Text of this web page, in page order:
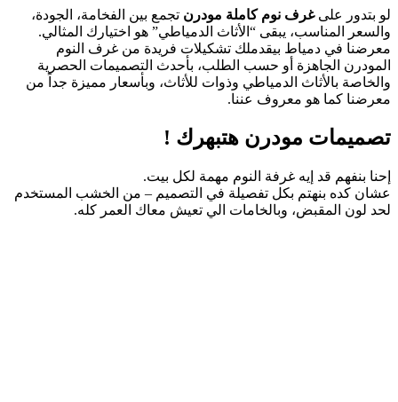
لو بتدور علىغرف نوم كاملة مودرن تجمع بين الفخامة، الجودة،
والسعر المناسب، يبقى “الأثاث الدمياطي” هو اختيارك المثالي.
معرضنا في دمياط بيقدملك تشكيلات فريدة من غرف النوم
المودرن الجاهزة أو حسب الطلب، بأحدث التصميمات الحصرية
والخاصة بالأثاث الدمياطي وذوات للأثاث، وبأسعار مميزة جداً من
معرضنا كما هو معروف عننا.
تصميمات مودرن هتبهرك !
إحنا بنفهم قد إيه غرفة النوم مهمة لكل بيت.
عشان كده بنهتم بكل تفصيلة في التصميم – من الخشب المستخدم
لحد لون المقبض، وبالخامات الي تعيش معاك العمر كله.